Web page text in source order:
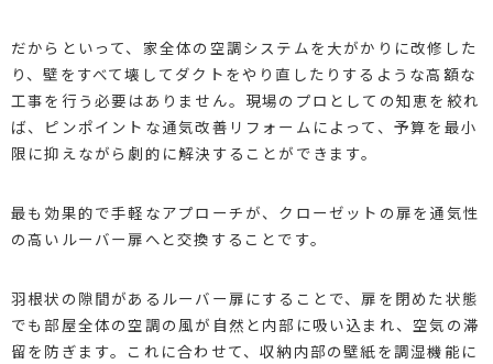
だからといって、家全体の空調システムを大がかりに改修した
り、壁をすべて壊してダクトをやり直したりするような高額な
工事を行う必要はありません。現場のプロとしての知恵を絞れ
ば、ピンポイントな通気改善リフォームによって、予算を最小
限に抑えながら劇的に解決することができます。
最も効果的で手軽なアプローチが、クローゼットの扉を通気性
の高いルーバー扉へと交換することです。
羽根状の隙間があるルーバー扉にすることで、扉を閉めた状態
でも部屋全体の空調の風が自然と内部に吸い込まれ、空気の滞
留を防ぎます。これに合わせて、収納内部の壁紙を調湿機能に